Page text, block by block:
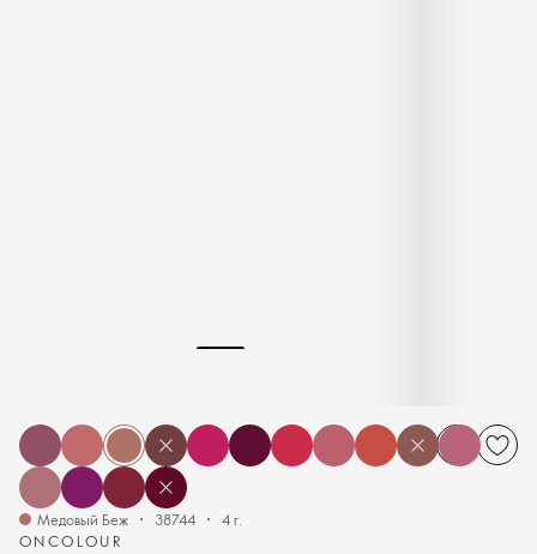
ONCOLOUR
Медовый Беж 38744 4 г.